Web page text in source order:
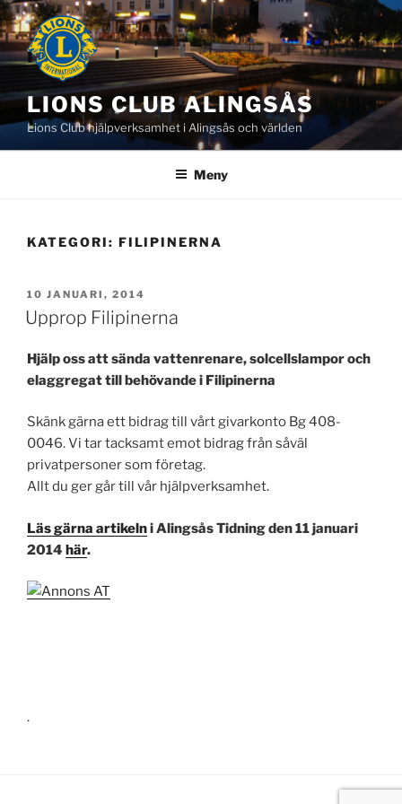
Hoppa
till
innehåll
LIONS CLUB ALINGSÅS
Lions Club hjälpverksamhet i Alingsås och världen
Meny
KATEGORI: FILIPINERNA
PUBLICERAT
10 JANUARI, 2014
Upprop Filipinerna
Hjälp oss att sända vattenrenare, solcellslampor och
elaggregat till behövande i Filipinerna
Skänk gärna ett bidrag till vårt givarkonto Bg 408-
0046. Vi tar tacksamt emot bidrag från såväl
privatpersoner som företag.
Allt du ger går till vår hjälpverksamhet.
Läs gärna artikelni Alingsås Tidning den 11 januari
2014 här.
.